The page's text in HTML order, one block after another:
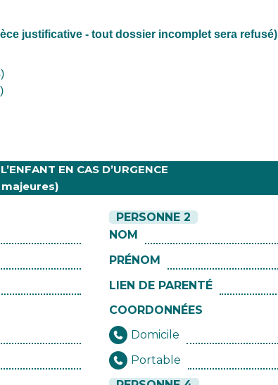
justificative - tout dossier incomplet sera refusé)
EN CAS D’URGENCE
majeures)
PERSONNE 2
NOM
PRÉNOM
LIEN DE PARENTÉ
COORDONNÉES
Domicile
Portable